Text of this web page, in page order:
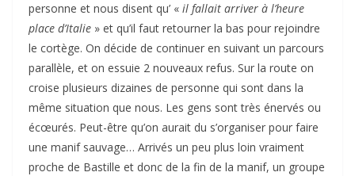
personne et nous disent qu’ « il fallait arriver à l’heure
place d’Italie » et qu’il faut retourner la bas pour rejoindre
le cortège. On décide de continuer en suivant un parcours
parallèle, et on essuie 2 nouveaux refus. Sur la route on
croise plusieurs dizaines de personne qui sont dans la
même situation que nous. Les gens sont très énervés ou
écœurés. Peut-être qu’on aurait du s’organiser pour faire
une manif sauvage… Arrivés un peu plus loin vraiment
proche de Bastille et donc de la fin de la manif, un groupe